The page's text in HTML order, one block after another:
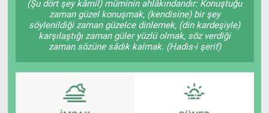
(Şu dört şey kâmil) müminin ahlâkındandır: Konuştuğu
zaman güzel konuşmak, (kendisine) bir şey
söylenildiği zaman güzelce dinlemek, (din kardeşiyle)
karşılaştığı zaman güler yüzlü olmak, söz verdiği
zaman sözüne sâdık kalmak. (Hadis-i şerif)